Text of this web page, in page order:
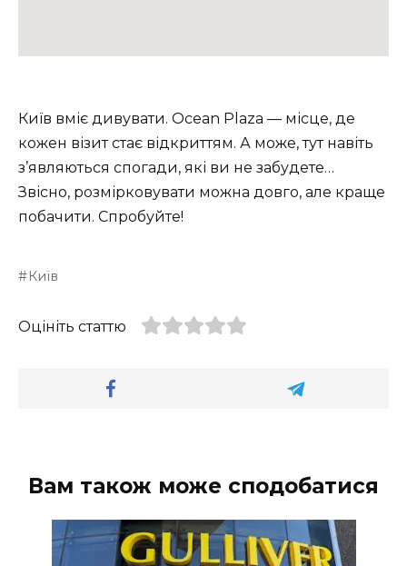
Київ вміє дивувати. Ocean Plaza — місце, де
кожен візит стає відкриттям. А може, тут навіть
з’являються спогади, які ви не забудете…
Звісно, розмірковувати можна довго, але краще
побачити. Спробуйте!
Київ
Оцініть статтю
Вам також може сподобатися